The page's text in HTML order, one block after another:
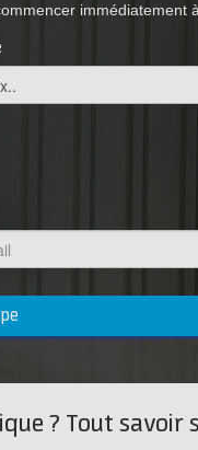
immédiatement
? Tout savoir